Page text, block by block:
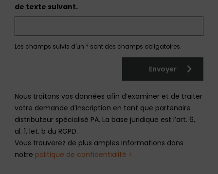
de texte suivant.
Les champs suivis d'un * sont des champs obligatoires.
Envoyer
Nous traitons vos données afin d’examiner et de traiter
votre demande d’inscription en tant que partenaire
distributeur spécialisé PA. La base juridique est l’art. 6,
al. 1, let. b du RGPD.
Vous trouverez de plus amples informations dans
notre politique de confidentialité >.